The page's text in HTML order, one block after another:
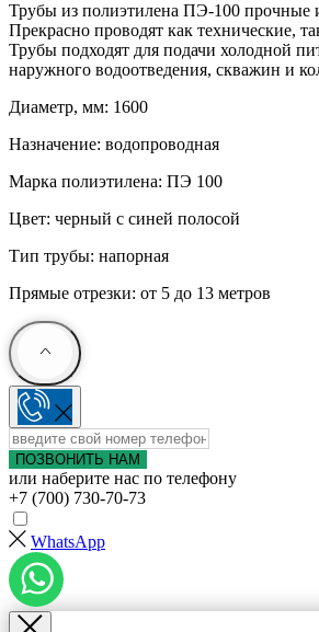
Трубы из полиэтилена ПЭ-100 прочные
Прекрасно проводят как технические,
Трубы подходят для подачи холодной
наружного водоотведения, скважин и
Диаметр, мм: 1600
Назначение: водопроводная
Марка полиэтилена: ПЭ 100
Цвет: черный с синей полосой
Тип трубы: напорная
Прямые отрезки: от 5 до 13 метров
ПОЗВОНИТЬ НАМ
или наберите нас по телефону
+7 (700) 730-70-73
WhatsApp